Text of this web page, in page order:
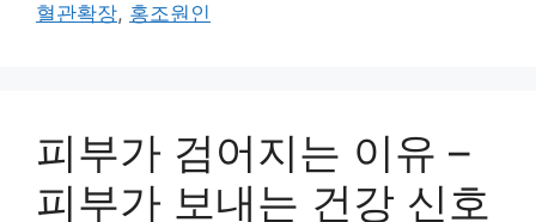
혈관확장, 홍조원인
피부가 검어지는 이유 –
피부가 보내는 건강 신호